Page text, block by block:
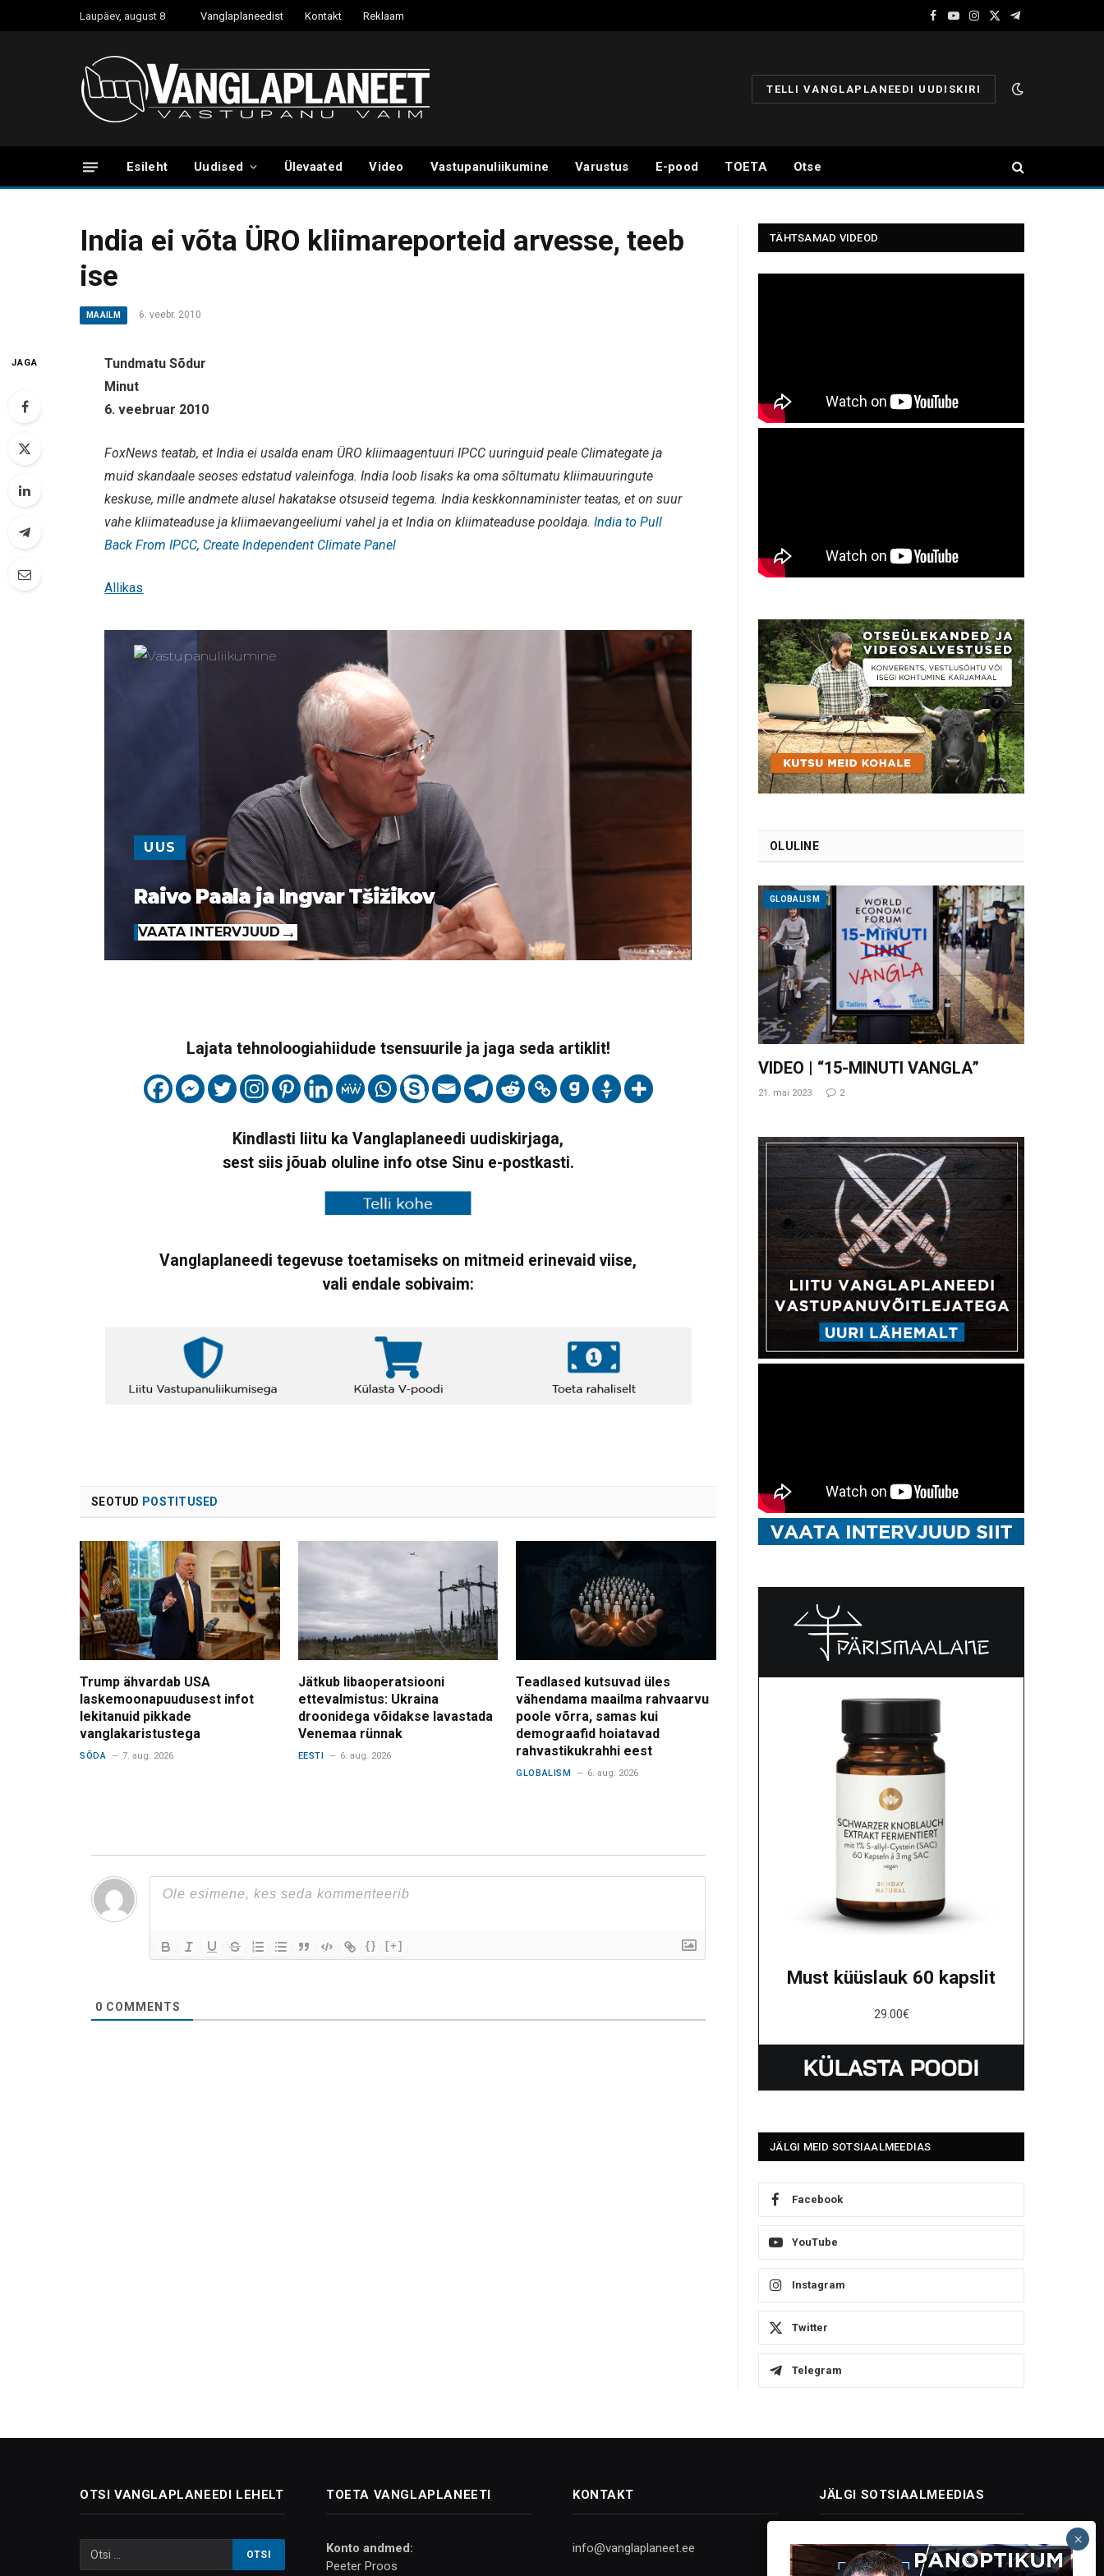
Laupäev, august 8 Vanglaplaneedist Kontakt Reklaam
Facebook
YouTube
Instagram
X
Telegram
TELLI VANGLAPLANEEDI UUDISKIRI
Esileht Uudised Ülevaated Video Vastupanuliikumine Varustus E-pood TOETA Otse
India ei võta ÜRO kliimareporteid arvesse, teeb
ise
MAAILM 6. veebr. 2010
JAGA
Tundmatu Sõdur
Minut
6. veebruar 2010
FoxNews teatab, et India ei usalda enam ÜRO kliimaagentuuri IPCC uuringuid peale Climategate ja
muid skandaale seoses edstatud valeinfoga. India loob lisaks ka oma sõltumatu kliimauuringute
keskuse, mille andmete alusel hakatakse otsuseid tegema. India keskkonnaminister teatas, et on suur
vahe kliimateaduse ja kliimaevangeeliumi vahel ja et India on kliimateaduse pooldaja.India to Pull
Back From IPCC, Create Independent Climate Panel
Allikas
UUS
Raivo Paala ja Ingvar Tšižikov
VAATA INTERVJUUD
Lajata tehnoloogiahiidude tsensuurile ja jaga seda artiklit!
Kindlasti liitu ka Vanglaplaneedi uudiskirjaga,
sest siis jõuab oluline info otse Sinu e-postkasti.
Vanglaplaneedi tegevuse toetamiseks on mitmeid erinevaid viise,
vali endale sobivaim:
SEOTUD POSTITUSED
Trump ähvardab USA
laskemoonapuudusest infot
lekitanuid pikkade
vanglakaristustega
SÕDA 7. aug. 2026
Jätkub libaoperatsiooni
ettevalmistus: Ukraina
droonidega võidakse lavastada
Venemaa rünnak
EESTI 6. aug. 2026
Teadlased kutsuvad üles
vähendama maailma rahvaarvu
poole võrra, samas kui
demograafid hoiatavad
rahvastikukrahhi eest
GLOBALISM 6. aug. 2026
{} [+]
0 COMMENTS
TÄHTSAMAD VIDEOD
OLULINE
GLOBALISM
VIDEO | “15-MINUTI VANGLA”
21. mai 2023 2
Must küüslauk 60 kapslit
29.00€
JÄLGI MEID SOTSIAALMEEDIAS
Facebook
YouTube
Instagram
Twitter
Telegram
OTSI VANGLAPLANEEDI LEHELT TOETA VANGLAPLANEETI
Konto andmed:
Peeter Proos
KONTAKT
info@vanglaplaneet.ee
JÄLGI SOTSIAALMEEDIAS
Facebook
X
InstagramYouTubeTelegram